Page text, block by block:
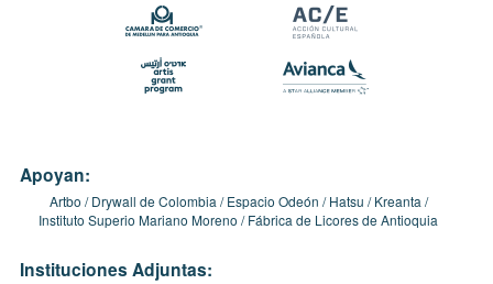
Apoyan:
Artbo Drywall de Colombia Espacio Odeón Hatsu
Kreanta
Instituto Superio Mariano Moreno
Fábrica de Licores de Antioquia
Instituciones Adjuntas: